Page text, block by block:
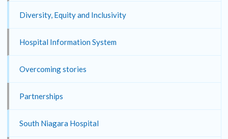
Diversity, Equity and Inclusivity
Hospital Information System
Overcoming stories
Partnerships
South Niagara Hospital